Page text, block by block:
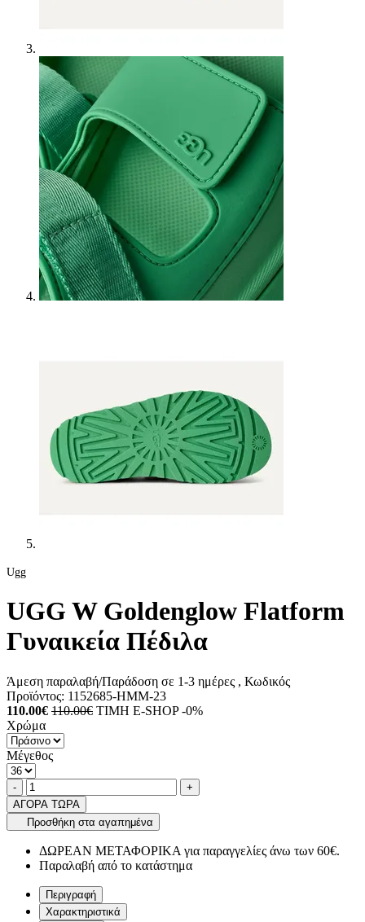
Ugg
UGG W Goldenglow Flatform
Γυναικεία Πέδιλα
Άμεση παραλαβή/Παράδοση σε 1-3 ημέρες , Κωδικός
Προϊόντος: 1152685-HMM-23
110.00€ 110.00€ ΤΙΜΗ E-SHOP -0%
Χρώμα
Μέγεθος
Ποσότητα
-product.increase.quantity +
ΑΓΟΡΑ ΤΩΡΑ
Προσθήκη στα αγαπημένα
ΔΩΡΕΑΝ ΜΕΤΑΦΟΡΙΚΑ για παραγγελίες άνω των 60€.
Παραλαβή από το κατάστημα
Περιγραφή
Χαρακτηριστικά